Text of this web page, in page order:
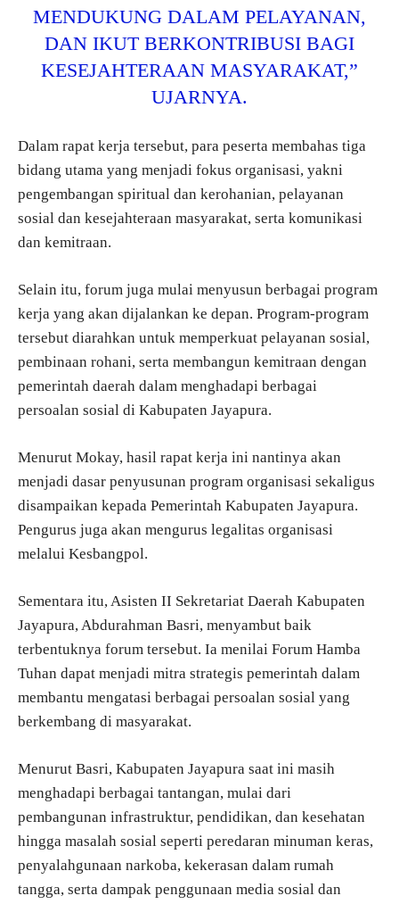
MENDUKUNG DALAM PELAYANAN,
DAN IKUT BERKONTRIBUSI BAGI
KESEJAHTERAAN MASYARAKAT,”
UJARNYA.
Dalam rapat kerja tersebut, para peserta membahas tiga
bidang utama yang menjadi fokus organisasi, yakni
pengembangan spiritual dan kerohanian, pelayanan
sosial dan kesejahteraan masyarakat, serta komunikasi
dan kemitraan.
Selain itu, forum juga mulai menyusun berbagai program
kerja yang akan dijalankan ke depan. Program-program
tersebut diarahkan untuk memperkuat pelayanan sosial,
pembinaan rohani, serta membangun kemitraan dengan
pemerintah daerah dalam menghadapi berbagai
persoalan sosial di Kabupaten Jayapura.
Menurut Mokay, hasil rapat kerja ini nantinya akan
menjadi dasar penyusunan program organisasi sekaligus
disampaikan kepada Pemerintah Kabupaten Jayapura.
Pengurus juga akan mengurus legalitas organisasi
melalui Kesbangpol.
Sementara itu, Asisten II Sekretariat Daerah Kabupaten
Jayapura, Abdurahman Basri, menyambut baik
terbentuknya forum tersebut. Ia menilai Forum Hamba
Tuhan dapat menjadi mitra strategis pemerintah dalam
membantu mengatasi berbagai persoalan sosial yang
berkembang di masyarakat.
Menurut Basri, Kabupaten Jayapura saat ini masih
menghadapi berbagai tantangan, mulai dari
pembangunan infrastruktur, pendidikan, dan kesehatan
hingga masalah sosial seperti peredaran minuman keras,
penyalahgunaan narkoba, kekerasan dalam rumah
tangga, serta dampak penggunaan media sosial dan